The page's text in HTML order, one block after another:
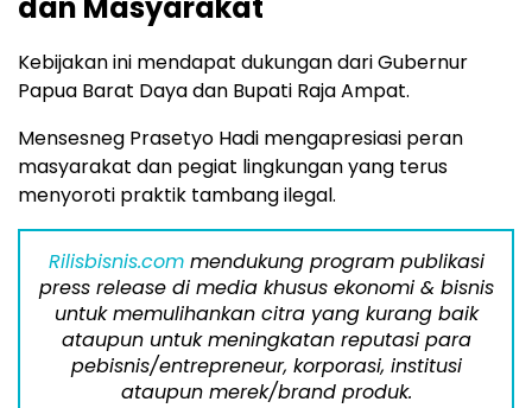
dan Masyarakat
Kebijakan ini mendapat dukungan dari Gubernur
Papua Barat Daya dan Bupati Raja Ampat.
Mensesneg Prasetyo Hadi mengapresiasi peran
masyarakat dan pegiat lingkungan yang terus
menyoroti praktik tambang ilegal.
Rilisbisnis.commendukung program publikasi
press release di media khusus ekonomi & bisnis
untuk memulihankan citra yang kurang baik
ataupun untuk meningkatan reputasi para
pebisnis/entrepreneur, korporasi, institusi
ataupun merek/brand produk.